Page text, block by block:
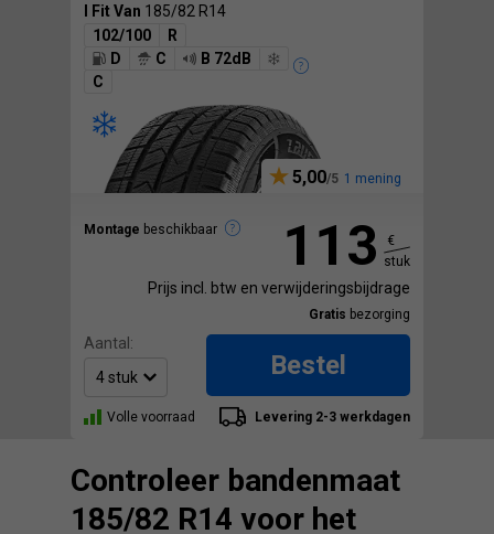
I Fit Van 185/82 R14
102/100
R
D
C
B 72dB
C
5,00 1 mening
Montage beschikbaar 113
€
stuk
Prijs incl. btw en verwijderingsbijdrage
Gratis bezorging
Aantal:
Bestel
Volle voorraad Levering 2-3 werkdagen
Controleer bandenmaat
185/82 R14 voor het